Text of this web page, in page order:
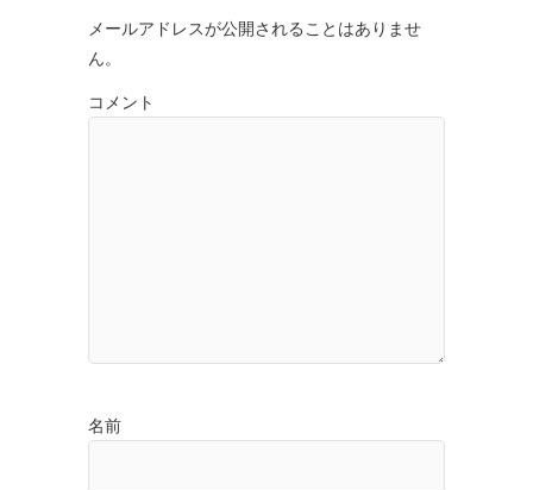
メールアドレスが公開されることはありませ
ん。
コメント
名前